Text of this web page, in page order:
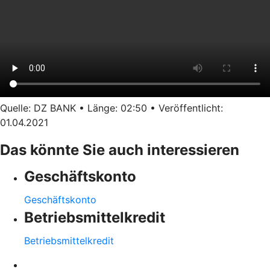
Quelle: DZ BANK • Länge: 02:50 • Veröffentlicht:
01.04.2021
Das könnte Sie auch interessieren
Geschäftskonto
Geschäftskonto
Betriebsmittelkredit
Betriebsmittelkredit